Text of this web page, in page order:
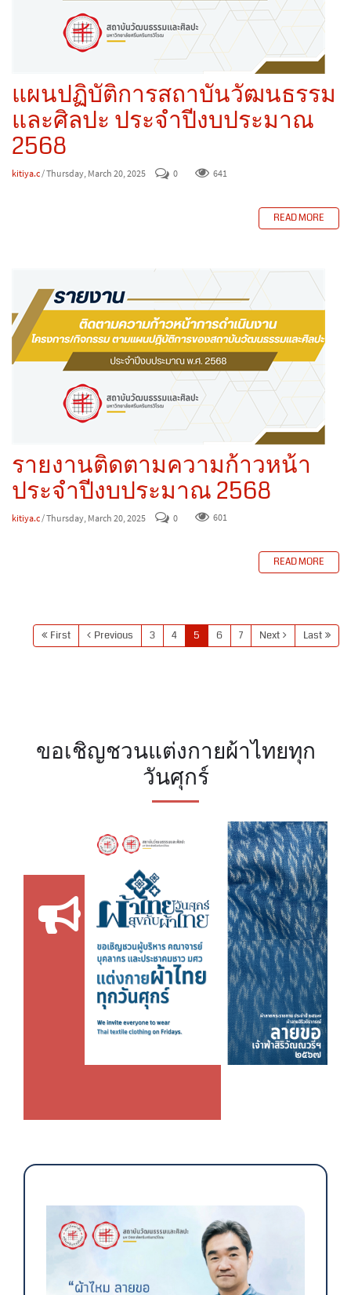
แผนปฏิบัติการสถาบันวัฒนธรรม
และศิลปะ ประจำปีงบประมาณ
2568
kitiya.c/ Thursday, March 20, 2025 0 641
READ MORE
รายงานติดตามความก้าวหน้า
ประจำปีงบประมาณ 2568
kitiya.c / Thursday, March 20, 2025 0 601
READ MORE
First Previous 3 4 5 6 7 Next Last
ขอเชิญชวนแต่งกายผ้าไทยทุก
วันศุกร์